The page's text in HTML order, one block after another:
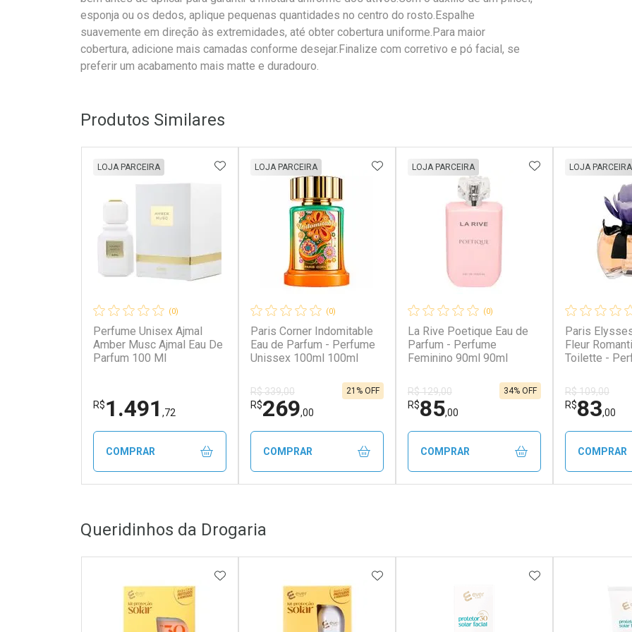
esponja ou os dedos, aplique pequenas quantidades no centro do rosto.Espalhe
suavemente em direção às extremidades, até obter cobertura uniforme.Para maior
cobertura, adicione mais camadas conforme desejar.Finalize com corretivo e pó facial, se
preferir um acabamento mais matte e duradouro.
Produtos Similares
(0)
Perfume Unisex Ajmal
Amber Musc Ajmal Eau De
Parfum 100 Ml
LOJA PARCEIRA
R$1.491 ,72
ADICIONAR AOS FAVORITOS
COMPRAR
Laboratório
Por Menos
(0)
Paris Corner Indomitable
Eau de Parfum - Perfume
Unissex 100ml 100ml
LOJA PARCEIRA
R$ 339,00
R$269,00
21% OFF
ADICIONAR AOS FAVORITOS
COMPRAR
Laboratório
Por Menos
(0)
La Rive Poetique Eau de
Parfum - Perfume
Feminino 90ml 90ml
LOJA PARCEIRA
R$ 129,00
R$85,00
34% OFF
ADICIONAR AOS
COMPRAR
Paris
Fleur
Toilette -
LOJA PARCEIRA
R$ 109,00
R$83,00
COMPRAR
Queridinhos da Drogaria
ADICIONAR AOS FAVORITOSADICIONAR AOS FAVORITOSADICIONAR AOS